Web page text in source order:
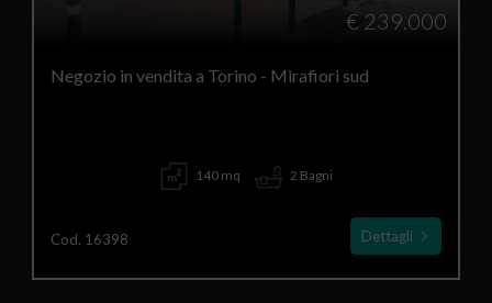
€ 239.000
Negozio in vendita a Torino - Mirafiori sud
140 mq 2 Bagni
Cod. 16398 Dettagli